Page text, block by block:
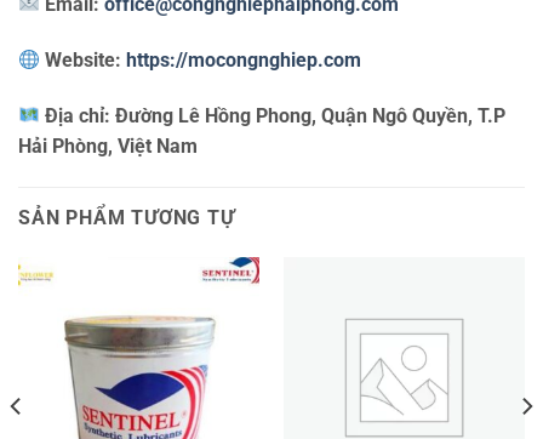
Website:https://mocongnghiep.com
Địa chỉ:Đường Lê Hồng Phong, Quận Ngô Quyền, T.P
Hải Phòng, Việt Nam
SẢN PHẨM TƯƠNG TỰ